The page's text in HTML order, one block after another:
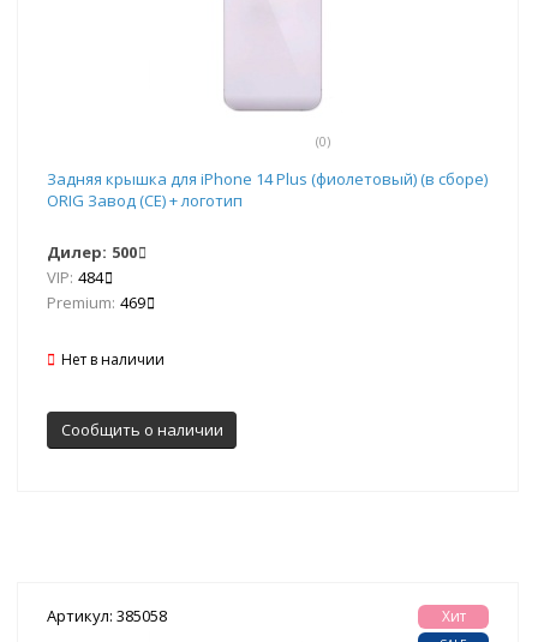
(0)
Задняя крышка для iPhone 14 Plus (фиолетовый) (в сборе)
ORIG Завод (CE) + логотип
Дилер: 500
VIP: 484
Premium: 469
Нет в наличии
Сообщить о наличии
Артикул: 385058 Хит